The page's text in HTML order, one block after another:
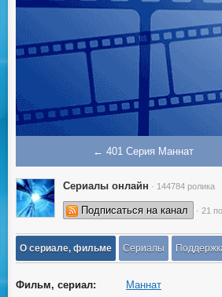
← 401 Серия Маннат
Сериалы онлайн · 144784 ролика
Подписаться на канал · 21
О сериале, фильме Сериалы
Фильм, сериал: Маннат